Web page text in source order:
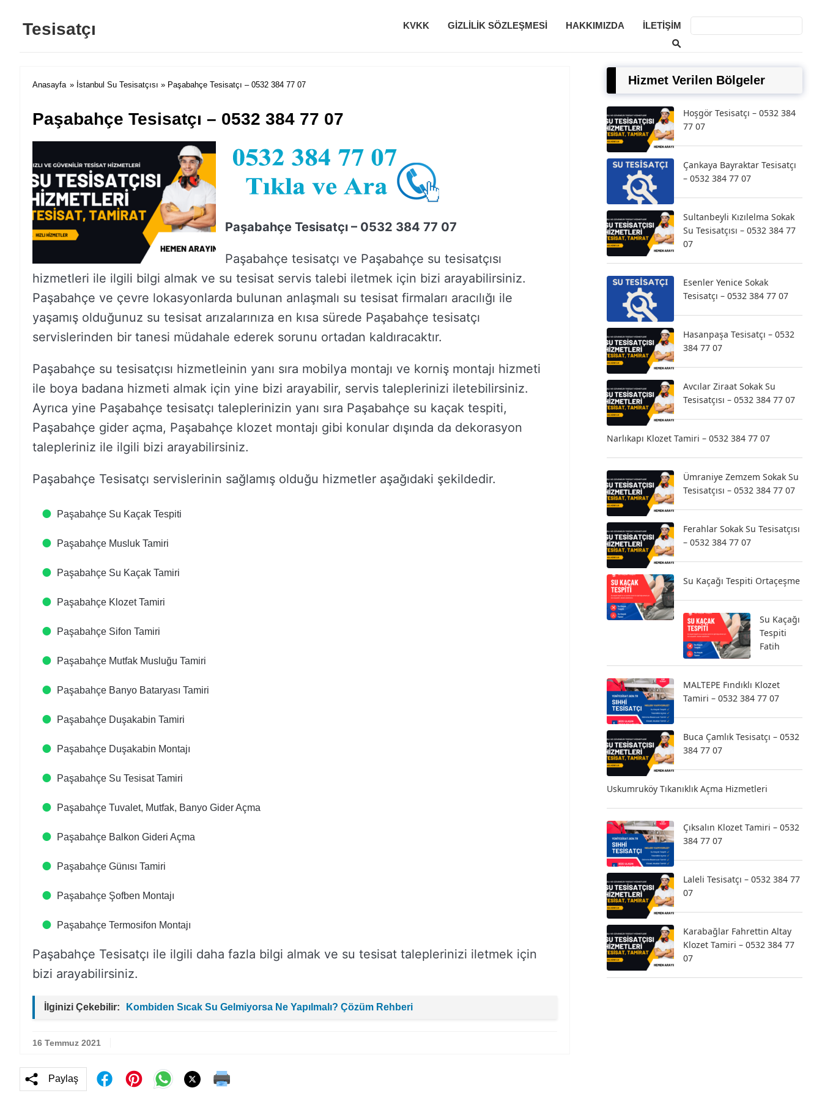
Tesisatçı KVKK GIZLILIK SÖZLEŞMESI HAKKIMIZDA İLETIŞIM
Anasayfa » İstanbul Su Tesisatçısı » Paşabahçe Tesisatçı – 0532 384 77 07
Paşabahçe Tesisatçı – 0532 384 77 07
Paşabahçe Tesisatçı – 0532 384 77 07
Paşabahçe tesisatçı ve Paşabahçe su tesisatçısı
hizmetleri ile ilgili bilgi almak ve su tesisat servis talebi iletmek için bizi arayabilirsiniz.
Paşabahçe ve çevre lokasyonlarda bulunan anlaşmalı su tesisat firmaları aracılığı ile
yaşamış olduğunuz su tesisat arızalarınıza en kısa sürede Paşabahçe tesisatçı
servislerinden bir tanesi müdahale ederek sorunu ortadan kaldıracaktır.
Paşabahçe su tesisatçısı hizmetleinin yanı sıra mobilya montajı ve korniş montajı hizmeti
ile boya badana hizmeti almak için yine bizi arayabilir, servis taleplerinizi iletebilirsiniz.
Ayrıca yine Paşabahçe tesisatçı taleplerinizin yanı sıra Paşabahçe su kaçak tespiti,
Paşabahçe gider açma, Paşabahçe klozet montajı gibi konular dışında da dekorasyon
talepleriniz ile ilgili bizi arayabilirsiniz.
Paşabahçe Tesisatçı servislerinin sağlamış olduğu hizmetler aşağıdaki şekildedir.
Paşabahçe Su Kaçak Tespiti
Paşabahçe Musluk Tamiri
Paşabahçe Su Kaçak Tamiri
Paşabahçe Klozet Tamiri
Paşabahçe Sifon Tamiri
Paşabahçe Mutfak Musluğu Tamiri
Paşabahçe Banyo Bataryası Tamiri
Paşabahçe Duşakabin Tamiri
Paşabahçe Duşakabin Montajı
Paşabahçe Su Tesisat Tamiri
Paşabahçe Tuvalet, Mutfak, Banyo Gider Açma
Paşabahçe Balkon Gideri Açma
Paşabahçe Günısı Tamiri
Paşabahçe Şofben Montajı
Paşabahçe Termosifon Montajı
Paşabahçe Tesisatçı ile ilgili daha fazla bilgi almak ve su tesisat taleplerinizi iletmek için
bizi arayabilirsiniz.
İlginizi Çekebilir: Kombiden Sıcak Su Gelmiyorsa Ne Yapılmalı? Çözüm Rehberi
16 Temmuz 2021
Paylaş
Hizmet Verilen Bölgeler
Hoşgör Tesisatçı – 0532 384
77 07
Çankaya Bayraktar Tesisatçı
– 0532 384 77 07
Sultanbeyli Kızılelma Sokak
Su Tesisatçısı – 0532 384 77
07
Esenler Yenice Sokak
Tesisatçı – 0532 384 77 07
Hasanpaşa Tesisatçı – 0532
384 77 07
Avcılar Ziraat Sokak Su
Tesisatçısı – 0532 384 77 07
Narlıkapı Klozet Tamiri – 0532 384 77 07
Ümraniye Zemzem Sokak Su
Tesisatçısı – 0532 384 77 07
Ferahlar Sokak Su Tesisatçısı
– 0532 384 77 07
Su Kaçağı Tespiti Ortaçeşme
Su Kaçağı
Tespiti
Fatih
MALTEPE Fındıklı Klozet
Tamiri – 0532 384 77 07
Buca Çamlık Tesisatçı – 0532
384 77 07
Uskumruköy Tıkanıklık Açma Hizmetleri
Çıksalın Klozet Tamiri – 0532
384 77 07
Laleli Tesisatçı – 0532 384 77
07
Karabağlar Fahrettin Altay
Klozet Tamiri – 0532 384 77
07